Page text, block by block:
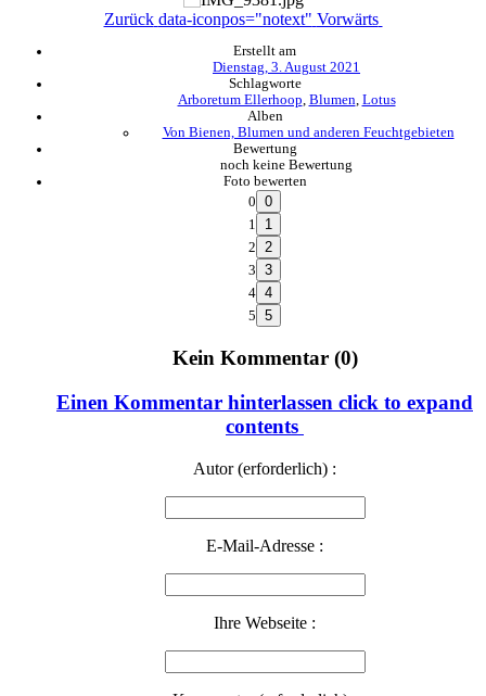
Zurück data-iconpos="notext" Vorwärts
Erstellt am
Dienstag, 3. August 2021
Schlagworte
Arboretum Ellerhoop Blumen Lotus
Alben
Von Bienen, Blumen und anderen Feuchtgebieten
Bewertung
noch keine Bewertung
Foto bewerten
0
1
2
3
4
5
Kein Kommentar (0)
Einen Kommentar hinterlassen click to expand
contents
Autor (erforderlich) :
E-Mail-Adresse :
Ihre Webseite :